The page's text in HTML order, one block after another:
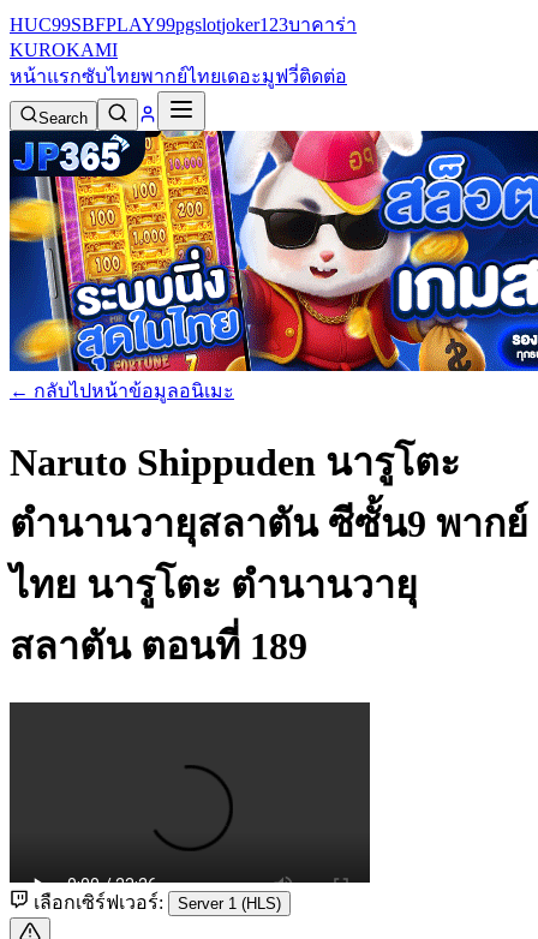
HUC99SBFPLAY99pgslotjoker123บาคาร่า
KUROKAMI
หน้าแรกซับไทยพากย์ไทยเดอะมูฟวี่ติดต่อ
Search
← กลับไปหน้าข้อมูลอนิเมะ
Naruto Shippuden นารูโตะ
ตำนานวายุสลาตัน ซีซั้น9 พากย์
ไทย นารูโตะ ตำนานวายุ
สลาตัน ตอนที่ 189
เลือกเซิร์ฟเวอร์: Server 1 (HLS)